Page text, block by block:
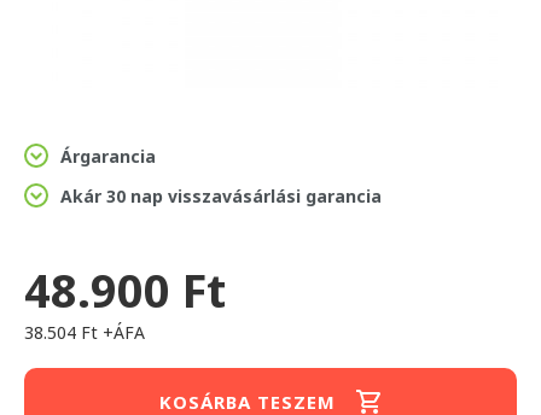
Árgarancia
Akár 30 nap visszavásárlási garancia
48.900 Ft
38.504 Ft +ÁFA
KOSÁRBA TESZEM